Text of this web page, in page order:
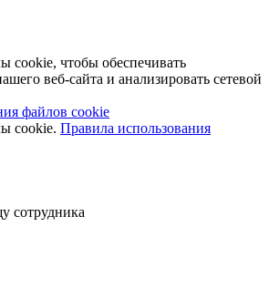
cookie, чтобы обеспечивать
веб-сайта и анализировать сетевой
файлов cookie
cookie. Правила использования
сотрудника